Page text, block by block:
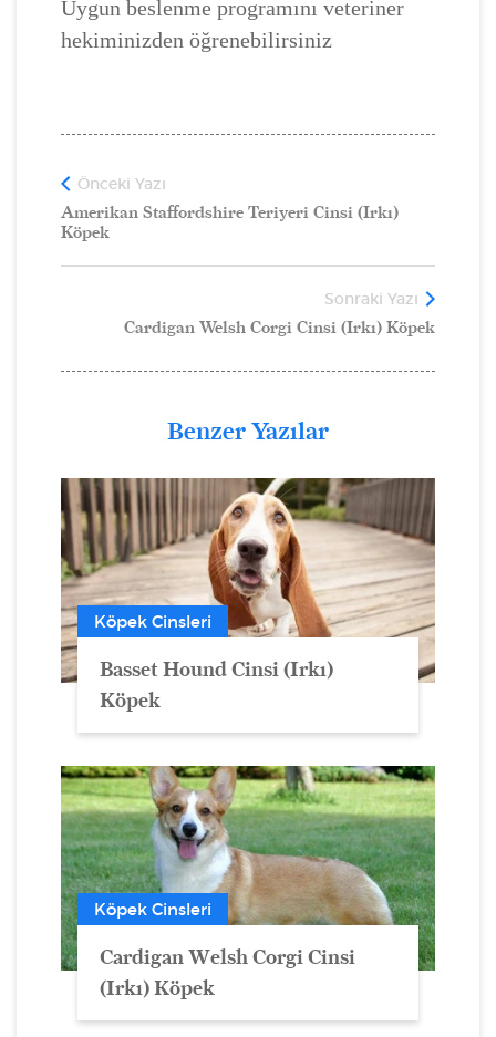
Uygun beslenme programını veteriner
hekiminizden öğrenebilirsiniz
Önceki Yazı
Amerikan Staffordshire Teriyeri Cinsi (Irkı)
Köpek
Sonraki Yazı
Cardigan Welsh Corgi Cinsi (Irkı) Köpek
Benzer Yazılar
Köpek Cinsleri
Basset Hound Cinsi (Irkı)
Köpek
Köpek Cinsleri
Cardigan Welsh Corgi Cinsi
(Irkı) Köpek